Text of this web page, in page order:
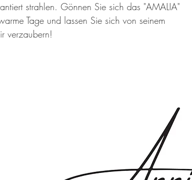
strahlen. Gönnen Sie sich das "AMALIA"
Tage und lassen Sie sich von seinem
verzaubern!